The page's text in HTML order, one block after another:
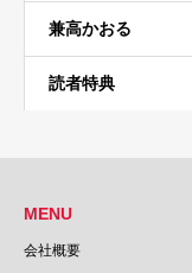
兼高かおる
読者特典
MENU
会社概要